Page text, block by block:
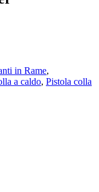
in Rame,
a caldo, Pistola colla